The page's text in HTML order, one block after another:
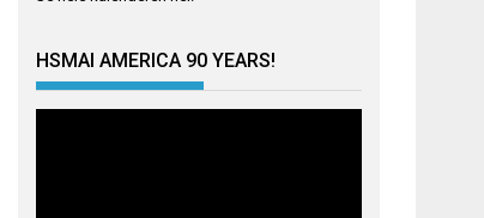
HSMAI AMERICA 90 YEARS!